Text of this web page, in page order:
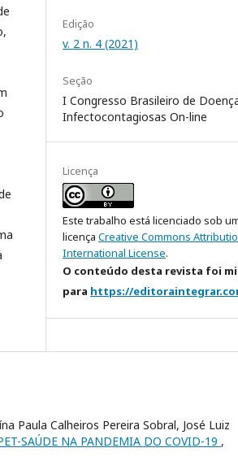
Edição
v. 2 n. 4 (2021)
Seção
I Congresso Brasileiro de
Infectocontagiosas On-line
Licença
Este trabalho está licenciado sob
licença Creative Commons
International License.
O conteúdo desta revista foi
para https://
Paula Calheiros Pereira Sobral, José Luiz
SAÚDE NA PANDEMIA DO COVID-19 ,